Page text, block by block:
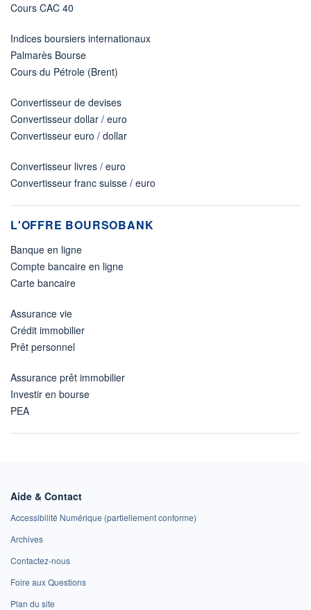
Cours CAC 40
Indices boursiers internationaux
Palmarès Bourse
Cours du Pétrole (Brent)
Convertisseur de devises
Convertisseur dollar / euro
Convertisseur euro / dollar
Convertisseur livres / euro
Convertisseur franc suisse / euro
L'OFFRE BOURSOBANK
Banque en ligne
Compte bancaire en ligne
Carte bancaire
Assurance vie
Crédit immobilier
Prêt personnel
Assurance prêt immobilier
Investir en bourse
PEA
Aide & Contact
Accessibilité Numérique (partiellement conforme)
Archives
Contactez-nous
Foire aux Questions
Plan du site